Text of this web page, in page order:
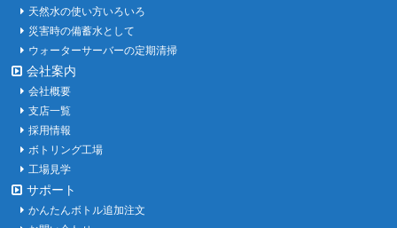
天然水の使い方いろいろ
災害時の備蓄水として
ウォーターサーバーの定期清掃
会社案内
会社概要
支店一覧
採用情報
ボトリング工場
工場見学
サポート
かんたんボトル追加注文